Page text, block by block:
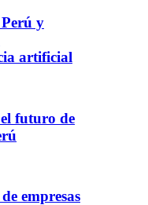
y
artificial
futuro de
empresas